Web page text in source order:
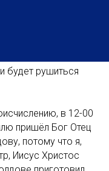
будет рушиться
в 12-00
пришёл Бог Отец
потому что я,
Иисус Христос